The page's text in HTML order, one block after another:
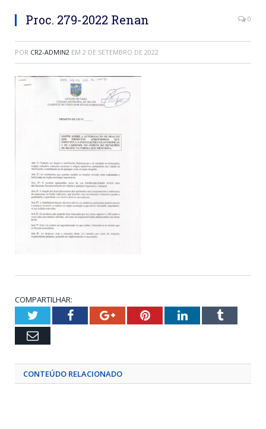
Proc. 279-2022 Renan 0
POR CR2-ADMIN2 EM 2 DE SETEMBRO DE 2022
COMPARTILHAR:
TwitterFacebookGoogle+PinterestLinkedInTumblr
Email
CONTEÚDO RELACIONADO